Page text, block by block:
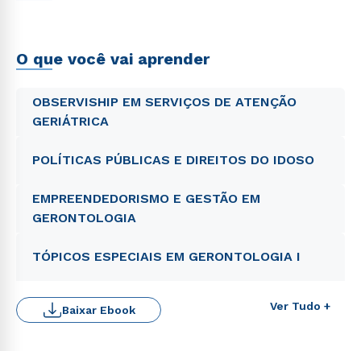
O que você vai aprender
OBSERVISHIP EM SERVIÇOS DE ATENÇÃO
GERIÁTRICA
POLÍTICAS PÚBLICAS E DIREITOS DO IDOSO
EMPREENDEDORISMO E GESTÃO EM
GERONTOLOGIA
TÓPICOS ESPECIAIS EM GERONTOLOGIA I
Ver Tudo +
Baixar Ebook